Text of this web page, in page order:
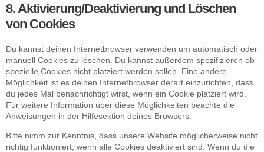
8. Aktivierung/Deaktivierung und Löschen
von Cookies
Du kannst deinen Internetbrowser verwenden um automatisch oder
manuell Cookies zu löschen. Du kannst außerdem spezifizieren ob
spezielle Cookies nicht platziert werden sollen. Eine andere
Möglichkeit ist es deinen Internetbrowser derart einzurichten, dass
du jedes Mal benachrichtigt wirst, wenn ein Cookie platziert wird.
Für weitere Information über diese Möglichkeiten beachte die
Anweisungen in der Hilfesektion deines Browsers.
Bitte nimm zur Kenntnis, dass unsere Website möglicherweise nicht
richtig funktioniert, wenn alle Cookies deaktiviert sind. Wenn du die